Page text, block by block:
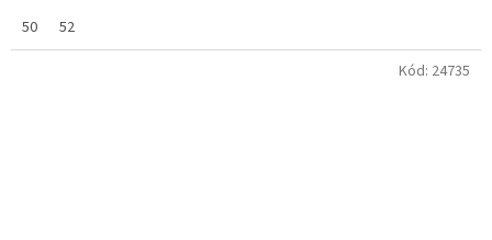
50
52
Kód: 24735